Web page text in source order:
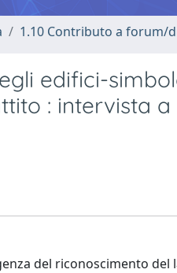
1.10 Contributo a forum/
edifici-
: intervista a
del riconoscimento